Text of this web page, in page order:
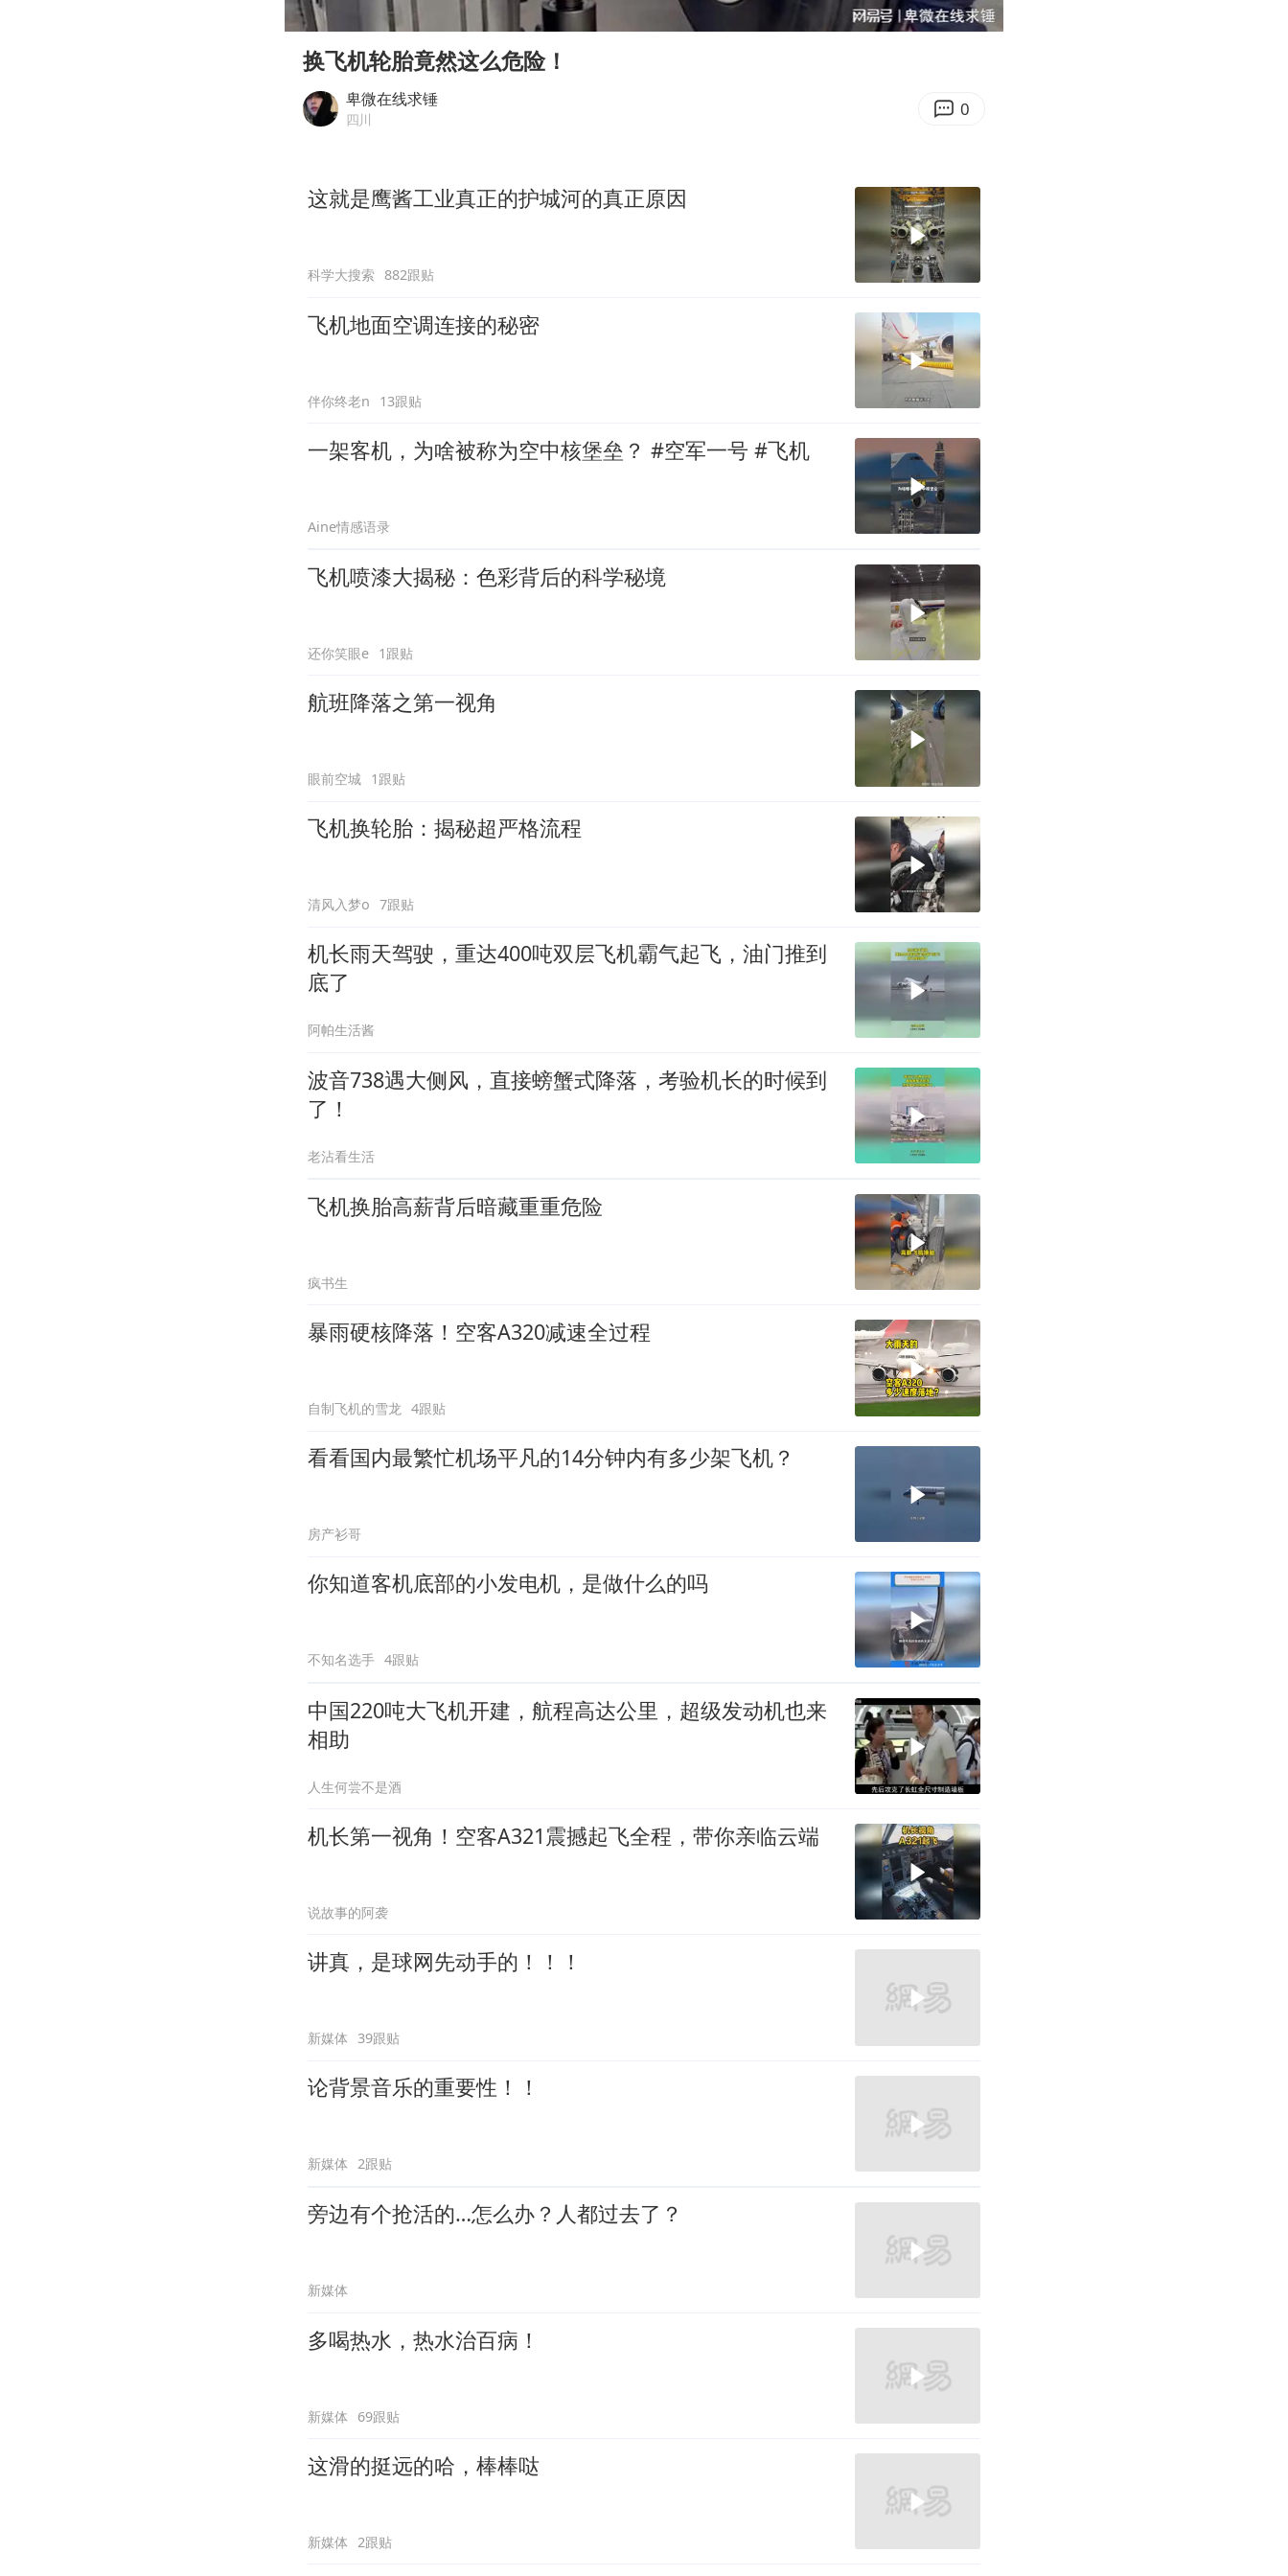
国乒男单横滨冠军赛全军覆没
U17国足点球大战淘汰河床晋级决赛
胜宏科技：股票交易异常波动
Play
00:51
Enter
换飞机轮胎竟然这么危险！
卑微在线求锤
四川 0
这就是鹰酱工业真正的护城河的真正原因
科学大搜索 882跟贴
飞机地面空调连接的秘密
伴你终老n 13跟贴
一架客机，为啥被称为空中核堡垒？ #空军一号 #飞机
Aine情感语录
飞机喷漆大揭秘：色彩背后的科学秘境
还你笑眼e 1跟贴
航班降落之第一视角
眼前空城 1跟贴
飞机换轮胎：揭秘超严格流程
清风入梦o 7跟贴
机长雨天驾驶，重达400吨双层飞机霸气起飞，油门推到
底了
阿帕生活酱
波音738遇大侧风，直接螃蟹式降落，考验机长的时候到
了！
老沾看生活
飞机换胎高薪背后暗藏重重危险
疯书生
暴雨硬核降落！空客A320减速全过程
自制飞机的雪龙 4跟贴
看看国内最繁忙机场平凡的14分钟内有多少架飞机？
房产衫哥
你知道客机底部的小发电机，是做什么的吗
不知名选手 4跟贴
中国220吨大飞机开建，航程高达公里，超级发动机也来
相助
人生何尝不是酒
机长第一视角！空客A321震撼起飞全程，带你亲临云端
说故事的阿袭
讲真，是球网先动手的！！！
新媒体 39跟贴
论背景音乐的重要性！！
新媒体 2跟贴
旁边有个抢活的…怎么办？人都过去了？
新媒体
多喝热水，热水治百病！
新媒体 69跟贴
这滑的挺远的哈，棒棒哒
新媒体 2跟贴